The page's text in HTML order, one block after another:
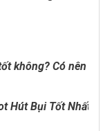
không? Có nên
Hút Bụi Tốt Nhất